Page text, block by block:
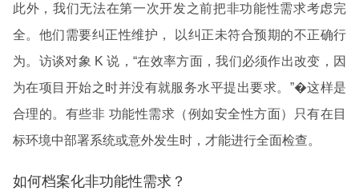
此外，我们无法在第一次开发之前把非功能性需求考虑完
全。他们需要纠正性维护， 以纠正未符合预期的不正确行
为。访谈对象 K 说，“在效率方面，我们必须作出改变，因
为在项目开始之时并没有就服务水平提出要求。”�这样是
合理的。有些非 功能性需求（例如安全性方面）只有在目
标环境中部署系统或意外发生时，才能进行全面检查。
如何档案化非功能性需求？